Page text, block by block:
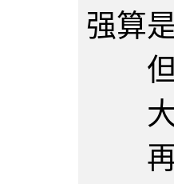
强算
但
大
再